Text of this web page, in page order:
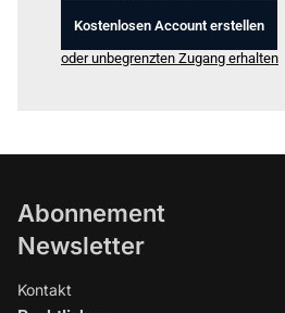
Kostenlosen Account erstellen
oder unbegrenzten Zugang erhalten
Abonnement
Newsletter
Kontakt